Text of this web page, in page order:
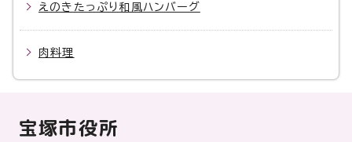
えのきたっぷり和風ハンバーグ
肉料理
宝塚市役所